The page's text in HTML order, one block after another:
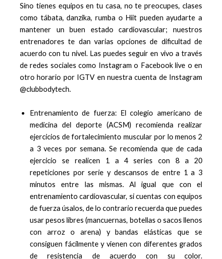
Sino tienes equipos en tu casa, no te preocupes, clases
como tábata, danzika, rumba o Hiit pueden ayudarte a
mantener un buen estado cardiovascular; nuestros
entrenadores te dan varias opciones de dificultad de
acuerdo con tu nivel. Las puedes seguir en vivo a través
de redes sociales como Instagram o Facebook live o en
otro horario por IGTV en nuestra cuenta de Instagram
@clubbodytech.
Entrenamiento de fuerza: El colegio americano de
medicina del deporte (ACSM) recomienda realizar
ejercicios de fortalecimiento muscular por lo menos 2
a 3 veces por semana. Se recomienda que de cada
ejercicio se realicen 1 a 4 series con 8 a 20
repeticiones por serie y descansos de entre 1 a 3
minutos entre las mismas. Al igual que con el
entrenamiento cardiovascular, si cuentas con equipos
de fuerza úsalos, de lo contrario recuerda que puedes
usar pesos libres (mancuernas, botellas o sacos llenos
con arroz o arena) y bandas elásticas que se
consiguen fácilmente y vienen con diferentes grados
de resistencia de acuerdo con su color.